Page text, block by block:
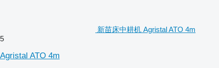
新苗床中耕机 Agristal ATO 4m
5
Agristal ATO 4m